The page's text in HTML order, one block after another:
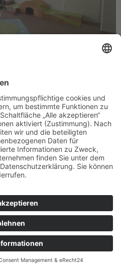
ich mit meiner Aktion
ist der
Der Familientreffpunkt
am Lech, gehört
SOS Kinderdorfes
schon einige Infos über die
bekommen, wollte
persönlich […]